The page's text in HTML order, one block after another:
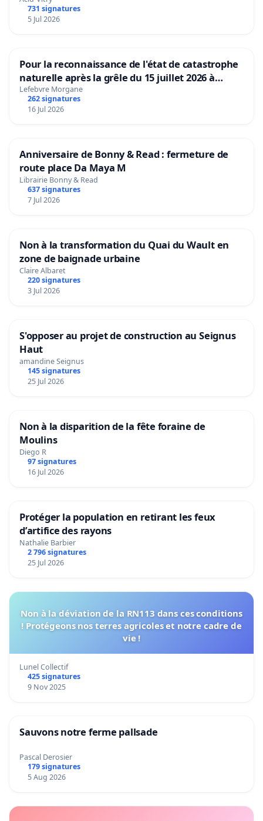
731 signatures
5 Jul 2026
Pour la reconnaissance de l'état de catastrophe
naturelle après la grêle du 15 juillet 2026 à
Aubenas et ses alentours
Lefebvre Morgane
262 signatures
16 Jul 2026
Anniversaire de Bonny & Read : fermeture de
route place Da Maya M
Librairie Bonny & Read
637 signatures
7 Jul 2026
Non à la transformation du Quai du Wault en
zone de baignade urbaine
Claire Albaret
220 signatures
3 Jul 2026
S'opposer au projet de construction au Seignus
Haut
amandine Seignus
145 signatures
25 Jul 2026
Non à la disparition de la fête foraine de
Moulins
Diego R
97 signatures
16 Jul 2026
Protéger la population en retirant les feux
d’artifice des rayons
Nathalie Barbier
2 796 signatures
25 Jul 2026
Non à la déviation de la RN113 dans ces conditions
! Protégeons nos terres agricoles et notre cadre de
vie !
Lunel Collectif
425 signatures
9 Nov 2025
Sauvons notre ferme pallsade
Pascal Derosier
179 signatures
5 Aug 2026